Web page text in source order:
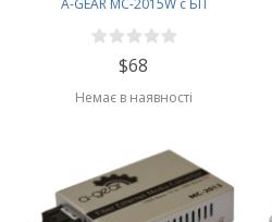
A-GEAR MC-2015W с БП
$68
Немає в наявності